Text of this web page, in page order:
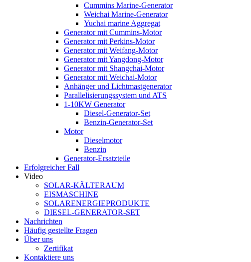
Cummins Marine-Generator
Weichai Marine-Generator
Yuchai marine Aggregat
Generator mit Cummins-Motor
Generator mit Perkins-Motor
Generator mit Weifang-Motor
Generator mit Yangdong-Motor
Generator mit Shangchai-Motor
Generator mit Weichai-Motor
Anhänger und Lichtmastgenerator
Parallelisierungssystem und ATS
1-10KW Generator
Diesel-Generator-Set
Benzin-Generator-Set
Motor
Dieselmotor
Benzin
Generator-Ersatzteile
Erfolgreicher Fall
Video
SOLAR-KÄLTERAUM
EISMASCHINE
SOLARENERGIEPRODUKTE
DIESEL-GENERATOR-SET
Nachrichten
Häufig gestellte Fragen
Über uns
Zertifikat
Kontaktiere uns